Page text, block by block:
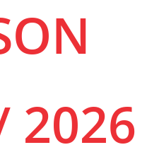
2026